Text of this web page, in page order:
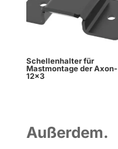
Schellenhalter für
Mastmontage der Axon-
12×3
Außerdem.